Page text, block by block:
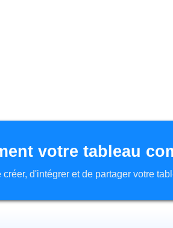
votre tableau
d'intégrer et de partager votre